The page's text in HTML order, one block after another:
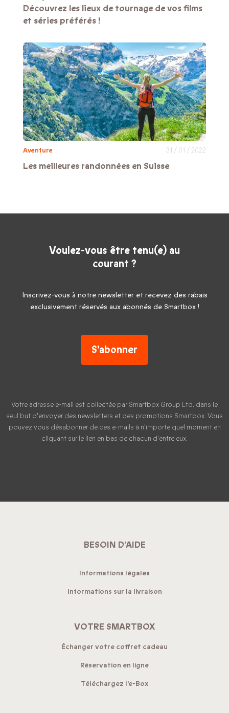
Découvrez les lieux de tournage de vos films
et séries préférés !
Aventure 31 / 01 / 2022
Les meilleures randonnées en Suisse
Voulez-vous être tenu(e) au
courant ?
Inscrivez-vous à notre newsletter et recevez des rabais
exclusivement réservés aux abonnés de Smartbox !
S'abonner
Votre adresse e-mail est collectée par Smartbox Group Ltd. dans le
seul but d'envoyer des newsletters et des promotions Smartbox. Vous
pouvez vous désabonner de ces e-mails à n'importe quel moment en
cliquant sur le lien en bas de chacun d'entre eux.
BESOIN D’AIDE
Informations légales
Informations sur la livraison
VOTRE SMARTBOX
Échanger votre coffret cadeau
Réservation en ligne
Téléchargez l'e-Box